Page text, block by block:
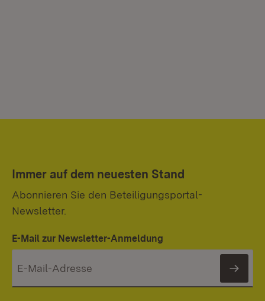
Immer auf dem neuesten Stand
Abonnieren Sie den Beteiligungsportal-
Newsletter.
E-Mail zur Newsletter-Anmeldung